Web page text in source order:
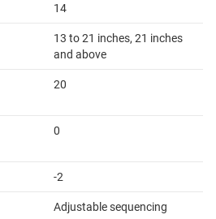
14
13 to 21 inches, 21 inches
and above
20
0
-2
Adjustable sequencing